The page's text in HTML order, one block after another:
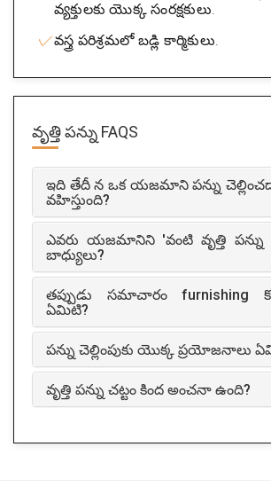
వ్యక్తులకు యొక్క సంరక్షకులు.
వస్త్ర పరిశ్రమలో బడ్లి కార్మికులు.
వృత్తి పన్ను FAQS
ఇది తేదీ న ఒక యజమాని పన్ను
వహిస్తుంది?
ఎవరు యజమానిని 'వంటి వృత్తి పన్ను
బాధ్యులు?
తప్పుడు సమాచారం furnishing
ఏమిటి?
పన్ను చెల్లింపుకు యొక్క ప్రయోజనాలు
వృత్తి పన్ను చట్టం కింద అంచనా ఉంది?